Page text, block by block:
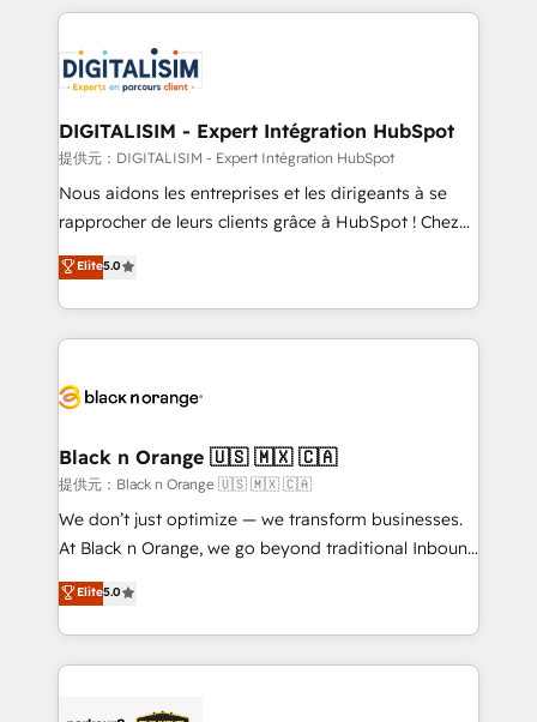
team of 25+ experts Contact us today to help you
get more from your investment in HubSpot.
strengthen your digital transformation and minimize
Implementation partner, we provide expertise to
drive your business forward. Since 2015 we are fully
dedicated to HubSpot and with an experienced
team (50+), we work with reputable companies in
B2B sectors such as manufacturing, SaaS and
business services. We prepare a customized
impact of your digital transformation, including a
detailed financial rationale with a focus on ROI and
embark on a transformational journey that sets your
business up for long-term success. Unlock your
business. If not now, when?
DIGITALISIM - Expert Intégration HubSpot
提供元：DIGITALISIM - Expert Intégration HubSpot
Nous aidons les entreprises et les dirigeants à se
rapprocher de leurs clients grâce à HubSpot ! Chez
DIGITALISIM, nous avons l'intime conviction que la
réussite des entreprises passe par l’innovation web,
le marketing digital, et la relation client ! C'est
pourquoi, nos experts sont à la fois capables de
référencement, votre stratégie digitale et le pilotage
projet HubSpot avec DIGITALISIM : 🧽 Nettoyage,
migration et intégration des bases de données. 🚀
Développement des interfaces avec vos logiciels
métiers ⚙️ Configuration de la plateforme HubSpot
Book Process & Guidelines utilisateurs 🎓
Formations des utilisateurs
Elite5.0
Black n Orange 🇺🇸 🇲🇽 🇨🇦
提供元：Black n Orange 🇺🇸 🇲🇽 🇨🇦
We don’t just optimize — we transform businesses.
At Black n Orange, we go beyond traditional Inbound
Marketing with our exclusive methodologies:
BOOMS and BOOST. Together, they form a powerful
combination that has driven success for over 800
businesses worldwide. As Elite HubSpot Partners, we
Elite5.0